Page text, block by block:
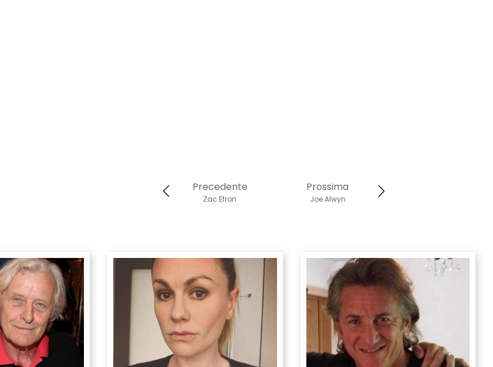
Prossima
Joe Alwyn
Precedente
Zac Efron